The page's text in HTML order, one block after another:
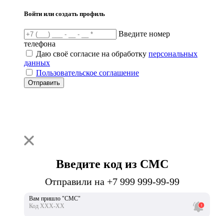
Войти или создать профиль
Введите номер
телефона
Даю своё согласие на обработку персональных
данных
Пользовательское соглашение
Отправить
Введите код из СМС
Отправили на +7 999 999-99-99
Вам пришло "СМС"
Код ХХХ-ХХ